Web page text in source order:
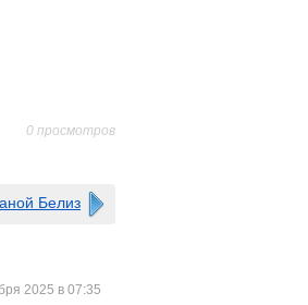
0 просмотров
Белиз
2025 в 07:35